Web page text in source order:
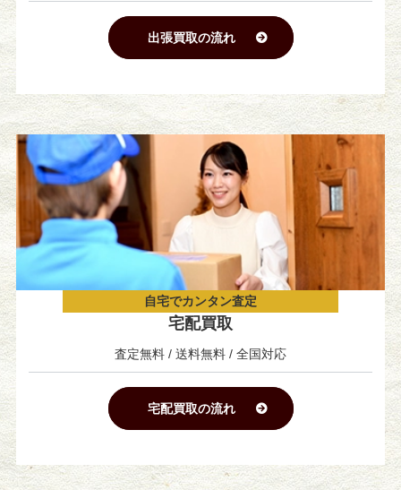
出張買取の流れ
自宅でカンタン査定
宅配買取
査定無料 / 送料無料 / 全国対応
宅配買取の流れ